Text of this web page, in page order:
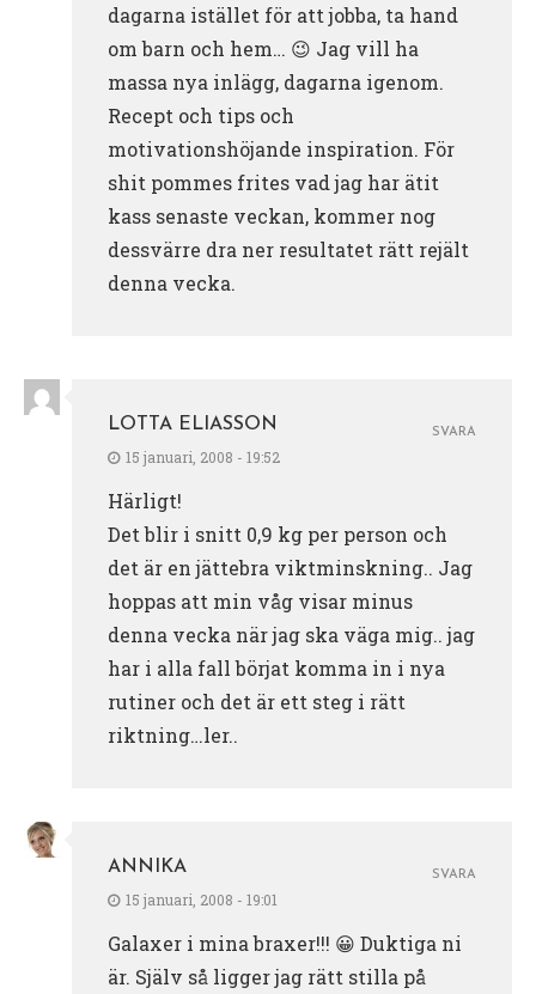
dagarna istället för att jobba, ta hand
om barn och hem… 😉 Jag vill ha
massa nya inlägg, dagarna igenom.
Recept och tips och
motivationshöjande inspiration. För
shit pommes frites vad jag har ätit
kass senaste veckan, kommer nog
dessvärre dra ner resultatet rätt rejält
denna vecka.
LOTTA ELIASSON
15 januari, 2008 - 19:52
Härligt!
Det blir i snitt 0,9 kg per person och
det är en jättebra viktminskning.. Jag
hoppas att min våg visar minus
denna vecka när jag ska väga mig.. jag
har i alla fall börjat komma in i nya
rutiner och det är ett steg i rätt
riktning…ler..
SVARA
ANNIKA
15 januari, 2008 - 19:01
Galaxer i mina braxer!!! 😀 Duktiga ni
är. Själv så ligger jag rätt stilla på
SVARA